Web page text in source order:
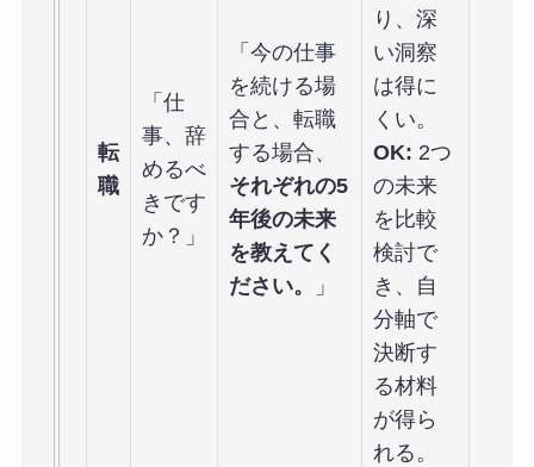
転
職
「仕
事、辞
めるべ
きです
か？」
「今の仕事
を続ける場
合と、転職
する場合、
それぞれの5
年後の未来
を教えてく
ださい。
」
り、深
い洞察
は得に
くい。
OK: 2つ
の未来
を比較
検討で
き、自
分軸で
決断す
る材料
が得ら
れる。